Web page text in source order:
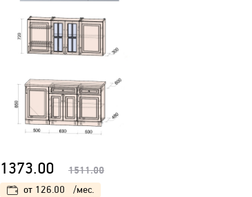
1373.00 1511.00
от 126.00
/мес.